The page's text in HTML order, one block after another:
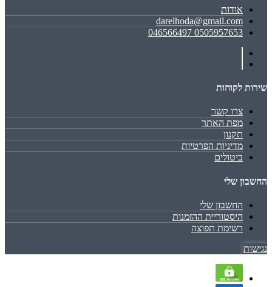
אודות
darelhoda@gmail.com
0505957653 046566497
שירות לקוחות
צרו קשר
מפת האתר
תקנון
מדיניות הפרטיות
ביטולים
החשבון שלי
החשבון שלי
היסטוריית ההזמנות
רשימת תפוצה
נגישות